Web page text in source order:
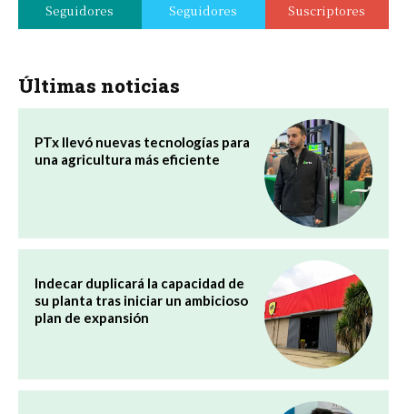
Seguidores Seguidores Suscriptores
Últimas noticias
PTx llevó nuevas tecnologías para
una agricultura más eficiente
Indecar duplicará la capacidad de
su planta tras iniciar un ambicioso
plan de expansión